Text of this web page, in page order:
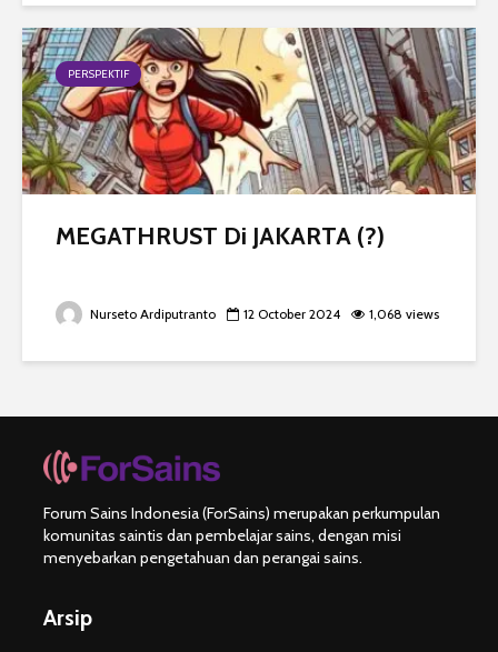
PERSPEKTIF
MEGATHRUST Di JAKARTA (?)
Nurseto Ardiputranto 12 October 2024 1,068 views
Forum Sains Indonesia (ForSains) merupakan perkumpulan
komunitas saintis dan pembelajar sains, dengan misi
menyebarkan pengetahuan dan perangai sains.
Arsip